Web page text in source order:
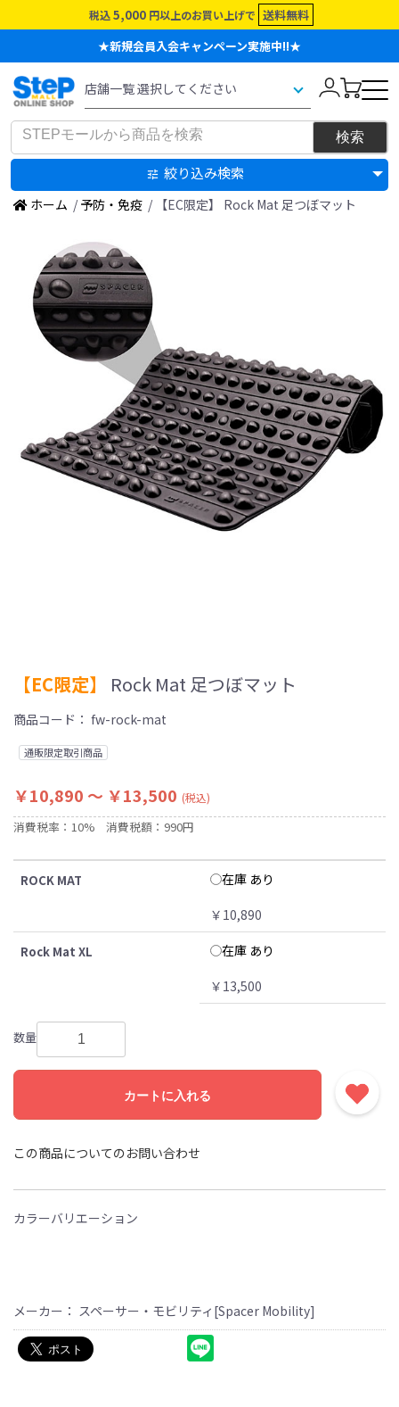
税込 5,000 円以上のお買い上げで 送料無料
★新規会員入会キャンペーン実施中!!★
絞り込み検索
ホーム / 予防・免疫 / 【EC限定】 Rock Mat 足つぼマット
【EC限定】 Rock Mat 足つぼマット
商品コード： fw-rock-mat
通販限定取引商品
￥10,890 ～ ￥13,500 (税込)
消費税率：10% 消費税額：990円
ROCK MAT
在庫 あり
￥10,890
Rock Mat XL
在庫 あり
￥13,500
数量
カートに入れる
この商品についてのお問い合わせ
カラーバリエーション
メーカー： スペーサー・モビリティ[Spacer Mobility]